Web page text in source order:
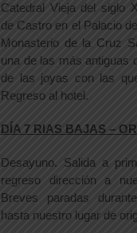
Catedral Vieja del siglo
de Castro en el Palacio
Monasterio de la Cruz
una de las más antiguas
de las joyas con las
Regreso al hotel.
DÍA 7 RIAS BAJAS –
Desayuno. Salida a
regreso dirección a
Breves paradas
hasta nuestro lugar de